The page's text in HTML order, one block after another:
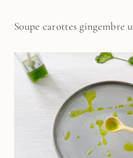
Soupe carottes gingembre